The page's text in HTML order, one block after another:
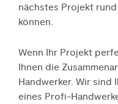
nächstes Projekt
können.
Wenn Ihr Projekt
Ihnen die Zusammen
Handwerker. Wir sind
eines Profi-